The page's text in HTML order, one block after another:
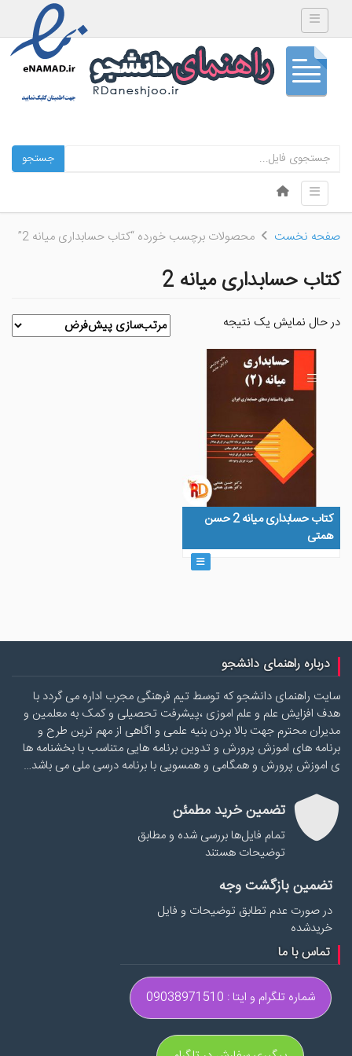
Toggle navigation
جستجو
Menu
Skip to content
Toggle navigation
صفحه نخست محصولات برچسب خورده “کتاب حسابداری میانه 2”
کتاب حسابداری میانه 2
در حال نمایش یک نتیجه
کتاب حسابداری میانه 2 حسن
همتی
درباره راهنمای دانشجو
سایت راهنمای دانشجو که توسط تیم فرهنگی مجرب اداره می گردد با
هدف افزایش علم و علم اموزی ،پیشرفت تحصیلی و کمک به معلمین و
مدیران محترم جهت بالا بردن بنیه علمی و اگاهی از مهم ترین طرح و
برنامه های اموزش پرورش و تدوین برنامه هایی متناسب با بخشنامه ها
ی اموزش پرورش و همگامی و همسویی با برنامه درسی ملی می باشد…
تضمین خرید مطمئن
تمام فایل‌ها بررسی شده و مطابق
توضیحات هستند
تضمین بازگشت وجه
در صورت عدم تطابق توضیحات و فایل
خریدشده
تماس با ما
شماره تلگرام و ایتا : 09038971510